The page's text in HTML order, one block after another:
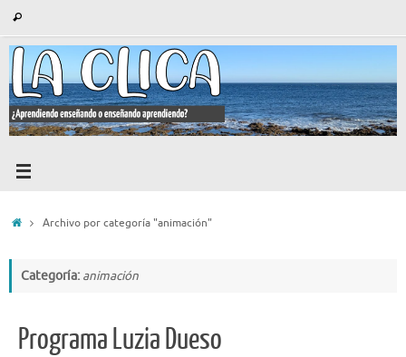
contenido
Buscar
InicioArchivo por categoría "animación"
Categoría: animación
Programa Luzia Dueso